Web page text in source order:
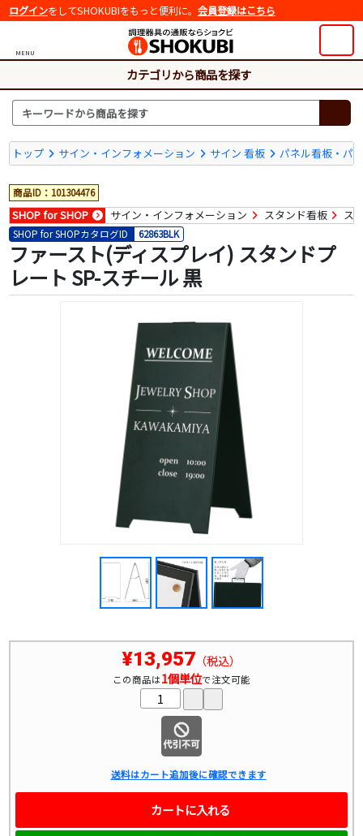
ログインをしてSHOKUBIをもっと便利に。 会員登録はこちら
MENU
カテゴリから商品を探す
トップ サイン・インフォメーション サイン 看板 パネル看板・パ
商品ID：101304476
SHOP for SHOP サイン・インフォメーション スタンド看板 ス
SHOP for SHOPカタログID 62863BLK
ファースト(ディスプレイ) スタンドプ
レート SP-スチール 黒
¥13,957 （税込）
この商品は1個単位で注文可能
送料はカート追加後に確認できます
カートに入れる